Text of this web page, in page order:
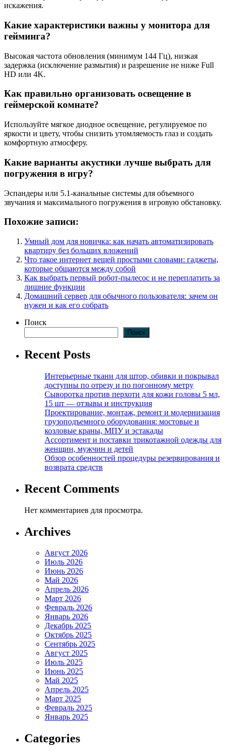
искажения.
Какие характеристики важны у монитора для
гейминга?
Высокая частота обновления (минимум 144 Гц), низкая
задержка (исключение размытия) и разрешение не ниже Full
HD или 4K.
Как правильно организовать освещение в
геймерской комнате?
Используйте мягкое диодное освещение, регулируемое по
яркости и цвету, чтобы снизить утомляемость глаз и создать
комфортную атмосферу.
Какие варианты акустики лучше выбрать для
погружения в игру?
Эспандеры или 5.1-канальные системы для объемного
звучания и максимального погружения в игровую обстановку.
Похожие записи:
Умный дом для новичка: как начать автоматизировать
квартиру без больших вложений
Что такое интернет вещей простыми словами: гаджеты,
которые общаются между собой
Как выбрать первый робот-пылесос и не переплатить за
лишние функции
Домашний сервер для обычного пользователя: зачем он
нужен и как его собрать
Поиск
Поиск
Recent Posts
Интерьерные ткани для штор, обивки и покрывал
доступны по отрезу и по погонному метру
Сыворотка против перхоти для кожи головы 5 мл,
15 шт — отзывы и инструкция
Проектирование, монтаж, ремонт и модернизация
грузоподъемного оборудования: мостовые и
козловые краны, МПУ и эстакады
Ассортимент и поставки трикотажной одежды для
женщин, мужчин и детей
Обзор особенностей процедуры резервирования и
возврата средств
Recent Comments
Нет комментариев для просмотра.
Archives
Август 2026
Июль 2026
Июнь 2026
Май 2026
Апрель 2026
Март 2026
Февраль 2026
Январь 2026
Декабрь 2025
Октябрь 2025
Сентябрь 2025
Август 2025
Июль 2025
Июнь 2025
Май 2025
Апрель 2025
Март 2025
Февраль 2025
Январь 2025
Categories